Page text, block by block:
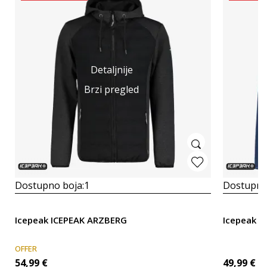
Detaljnije
Brzi pregled
Dostupno boja:1
Icepeak ICEPEAK ARZBERG
OFFER
54,99 €
Icepeak
49,99 €